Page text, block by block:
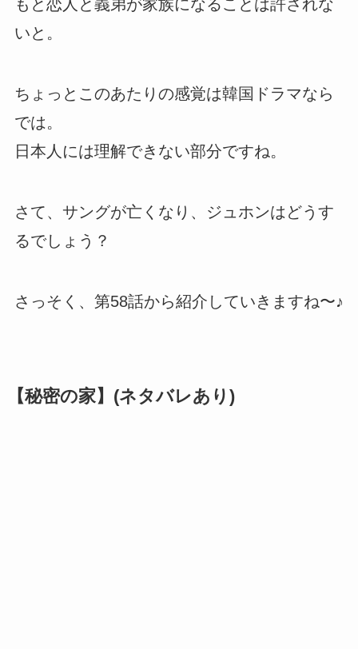
もと恋人と義弟が家族になることは許されな
いと。
ちょっとこのあたりの感覚は韓国ドラマなら
では。
日本人には理解できない部分ですね。
さて、サングが亡くなり、ジュホンはどうす
るでしょう？
さっそく、第58話から紹介していきますね〜♪
【秘密の家】(ネタバレあり)